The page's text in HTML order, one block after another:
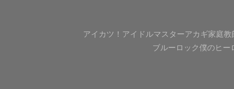
アイカツ！ アイドルマスターアカギ家庭教
ブルーロック僕のヒー